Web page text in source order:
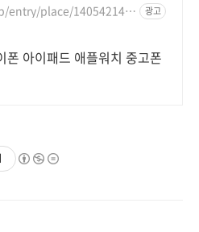
entry/place/140542142
광고
폰 아이패드 애플워치 중고폰